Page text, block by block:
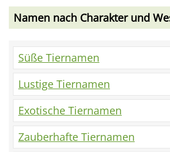
Namen nach Charakter und
Süße Tiernamen
Lustige Tiernamen
Exotische Tiernamen
Zauberhafte Tiernamen